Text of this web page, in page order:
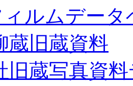
ルムデータ
蔵旧蔵資料
旧蔵写真資